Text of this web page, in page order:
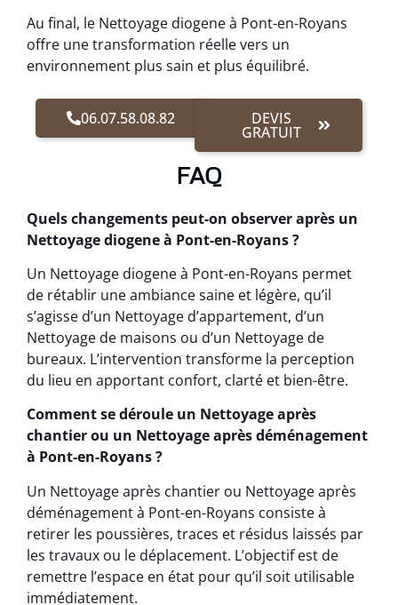
Au final, le Nettoyage diogene à Pont-en-Royans
offre une transformation réelle vers un
environnement plus sain et plus équilibré.
06.07.58.08.82 DEVIS
GRATUIT
FAQ
Quels changements peut-on observer après un
Nettoyage diogene à Pont-en-Royans ?
Un Nettoyage diogene à Pont-en-Royans permet
de rétablir une ambiance saine et légère, qu’il
s’agisse d’un Nettoyage d’appartement, d’un
Nettoyage de maisons ou d’un Nettoyage de
bureaux. L’intervention transforme la perception
du lieu en apportant confort, clarté et bien-être.
Comment se déroule un Nettoyage après
chantier ou un Nettoyage après déménagement
à Pont-en-Royans ?
Un Nettoyage après chantier ou Nettoyage après
déménagement à Pont-en-Royans consiste à
retirer les poussières, traces et résidus laissés par
les travaux ou le déplacement. L’objectif est de
remettre l’espace en état pour qu’il soit utilisable
immédiatement.